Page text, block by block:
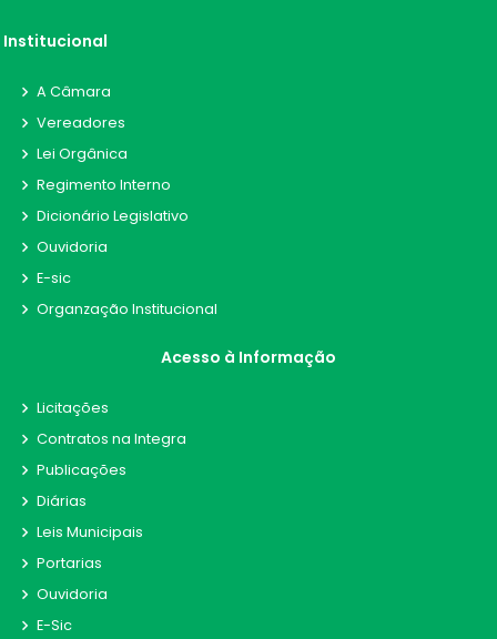
Institucional
A Câmara
Vereadores
Lei Orgânica
Regimento Interno
Dicionário Legislativo
Ouvidoria
E-sic
Organzação Institucional
Acesso à Informação
Licitações
Contratos na Integra
Publicações
Diárias
Leis Municipais
Portarias
Ouvidoria
E-Sic